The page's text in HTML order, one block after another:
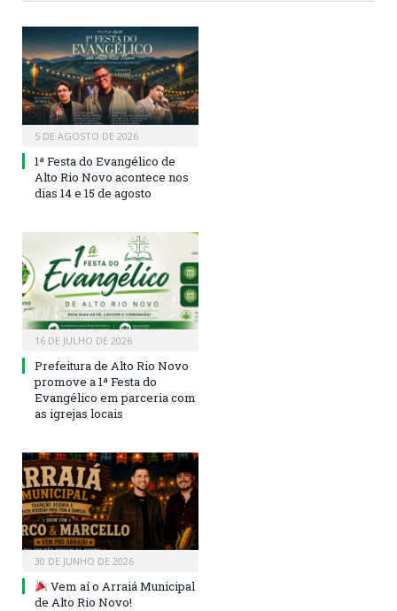
5 DE AGOSTO DE 2026
1ª Festa do Evangélico de
Alto Rio Novo acontece nos
dias 14 e 15 de agosto
16 DE JULHO DE 2026
Prefeitura de Alto Rio Novo
promove a 1ª Festa do
Evangélico em parceria com
as igrejas locais
30 DE JUNHO DE 2026
Vem aí o Arraiá Municipal
de Alto Rio Novo!